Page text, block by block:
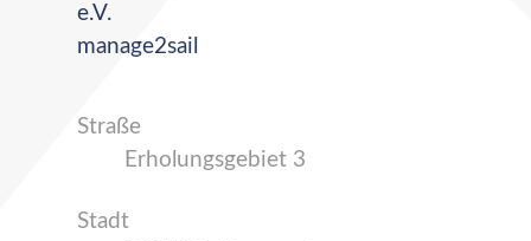
e.V.
manage2sail
Straße
Erholungsgebiet 3
Stadt